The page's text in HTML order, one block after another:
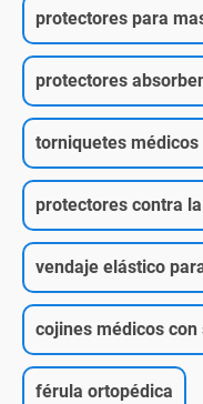
protectores para
protectores
torniquetes
protectores contra
vendaje elástico
cojines médicos
férula ortopédica